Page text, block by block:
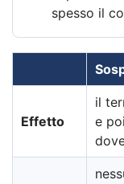
spesso il
Effetto
il
e